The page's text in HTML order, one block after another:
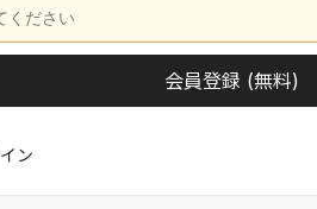
会員登録 (無料)
ン